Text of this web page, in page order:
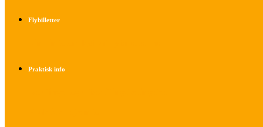
Flybilletter
Praktisk info